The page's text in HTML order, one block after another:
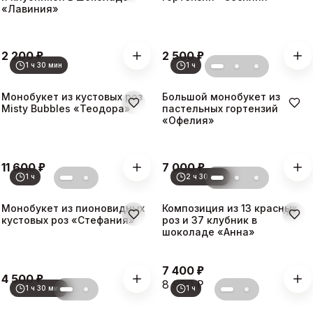
«Лавиния»
2 200 ₽ 2 500 ₽
1 ч 30 мин
Монобукет из кустовых роз
Misty Bubbles «Теодора»
11 600 ₽
1 ч
Большой монобукет из
пастельных гортензий
«Офелия»
7 000 ₽
1 ч
Монобукет из пионовидных
кустовых роз «Стефания»
4 500 ₽
-18%
2 ч 30 мин
Композиция из 13 красных
роз и 37 клубник в
шоколаде «Анна»
7 400 ₽
8 990 ₽
1 ч 30 мин 1 ч